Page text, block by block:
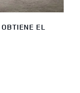
EL